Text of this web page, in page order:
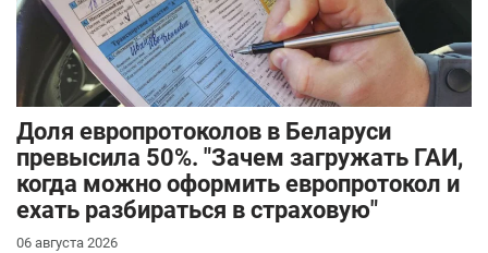
Доля европротоколов в Беларуси
превысила 50%. "Зачем загружать ГАИ,
когда можно оформить европротокол и
ехать разбираться в страховую"
06 августа 2026